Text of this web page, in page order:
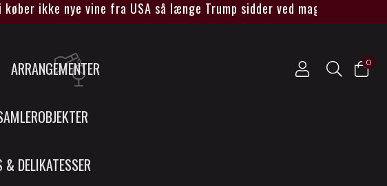
ikke nye vine fra USA så længe Trump sidder ved magten****
ARRANGEMENTER
& DELIKATESSER
0